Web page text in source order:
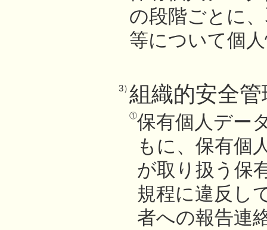
の段階ごとに
等について個
3）組織的安全
①保有個人デー
もに、保有個
が取り扱う保
規程に違反し
者への報告連